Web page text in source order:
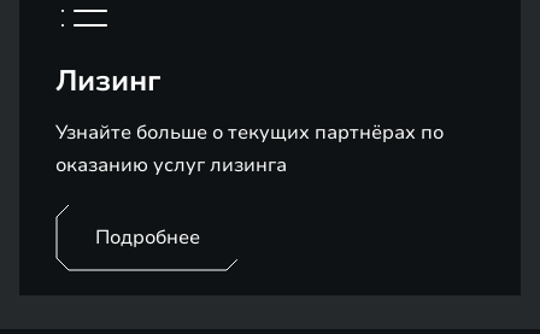
Лизинг
Узнайте больше о текущих партнёрах по
оказанию услуг лизинга
Подробнее